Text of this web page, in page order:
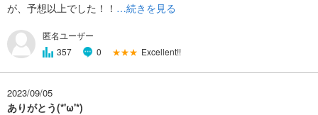
が、予想以上でした！！ …続きを見る
匿名ユーザー
357
0 ★★★ Excellent!!
2023/09/05
ありがとう(*'ω'*)